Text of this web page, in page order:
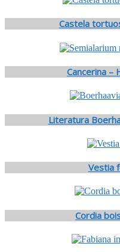
Castela
Cancerina –
Literatura
Vestia
Cordia